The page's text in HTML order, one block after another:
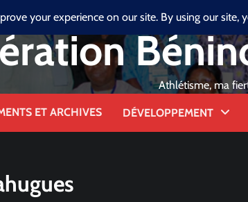
Athlétisme, ma
ET ARCHIVES DÉVELOPPEMENT